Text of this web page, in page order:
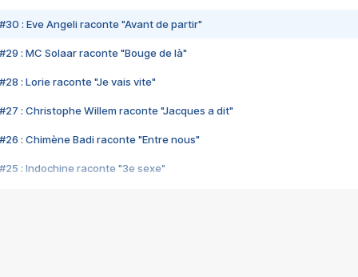
#30 : Eve Angeli raconte "Avant de partir"
#29 : MC Solaar raconte "Bouge de là"
#28 : Lorie raconte "Je vais vite"
#27 : Christophe Willem raconte "Jacques a dit"
#26 : Chimène Badi raconte "Entre nous"
#25 : Indochine raconte "3e sexe"